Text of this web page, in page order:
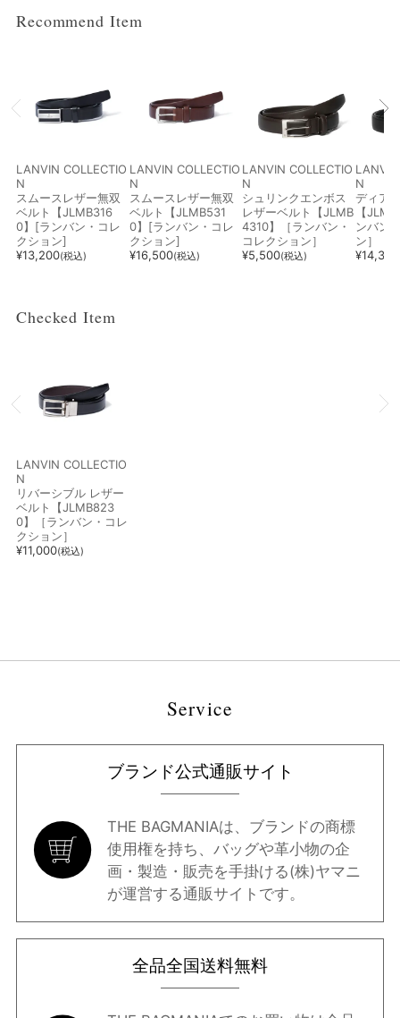
Recommend Item
LANVIN COLLECTIO
N
スムースレザー無双
ベルト【JLMB316
0】[ランバン・コレ
クション]
¥13,200(税込)
LANVIN COLLECTIO
N
スムースレザー無双
ベルト【JLMB531
0】[ランバン・コレ
クション]
¥16,500(税込)
LANVIN COLLECTIO
N
シュリンクエンボス
レザーベルト【JLMB
4310】［ランバン・
コレクション］
¥5,500(税込)
N
ディア
【
ンバン
ン］
¥14,300
Checked Item
LANVIN COLLECTIO
N
リバーシブル レザー
ベルト【JLMB823
0】［ランバン・コレ
クション］
¥11,000(税込)
Service
ブランド公式通販サイト
THE BAGMANIAは、ブランドの商標
使用権を持ち、バッグや革小物の企
画・製造・販売を手掛ける(株)ヤマニ
が運営する通販サイトです。
全品全国送料無料